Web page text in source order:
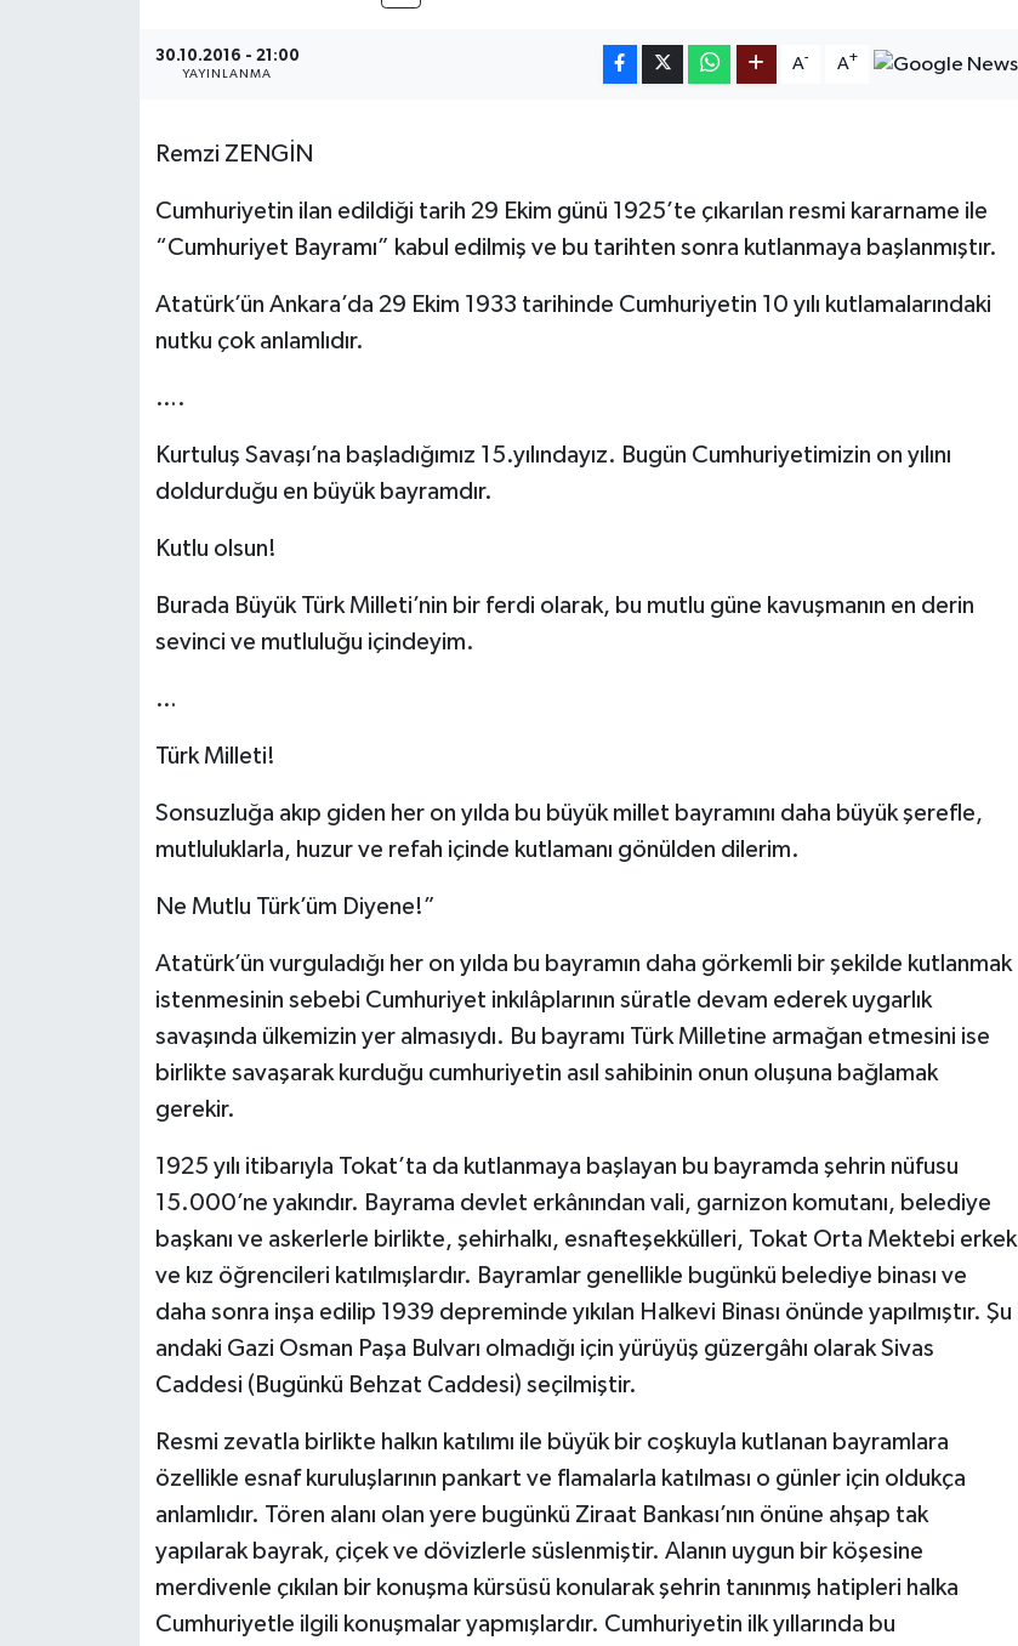
30.10.2016 - 21:00
YAYINLANMA
A- A+
Remzi ZENGİN
Cumhuriyetin ilan edildiği tarih 29 Ekim günü 1925’te çıkarılan resmi kararname ile
“Cumhuriyet Bayramı” kabul edilmiş ve bu tarihten sonra kutlanmaya başlanmıştır.
Atatürk’ün Ankara’da 29 Ekim 1933 tarihinde Cumhuriyetin 10 yılı kutlamalarındaki
nutku çok anlamlıdır.
….
Kurtuluş Savaşı’na başladığımız 15.yılındayız. Bugün Cumhuriyetimizin on yılını
doldurduğu en büyük bayramdır.
Kutlu olsun!
Burada Büyük Türk Milleti’nin bir ferdi olarak, bu mutlu güne kavuşmanın en derin
sevinci ve mutluluğu içindeyim.
…
Türk Milleti!
Sonsuzluğa akıp giden her on yılda bu büyük millet bayramını daha büyük şerefle,
mutluluklarla, huzur ve refah içinde kutlamanı gönülden dilerim.
Ne Mutlu Türk’üm Diyene!”
Atatürk’ün vurguladığı her on yılda bu bayramın daha görkemli bir şekilde kutlanmak
istenmesinin sebebi Cumhuriyet inkılâplarının süratle devam ederek uygarlık
savaşında ülkemizin yer almasıydı. Bu bayramı Türk Milletine armağan etmesini ise
birlikte savaşarak kurduğu cumhuriyetin asıl sahibinin onun oluşuna bağlamak
gerekir.
1925 yılı itibarıyla Tokat’ta da kutlanmaya başlayan bu bayramda şehrin nüfusu
15.000’ne yakındır. Bayrama devlet erkânından vali, garnizon komutanı, belediye
başkanı ve askerlerle birlikte, şehirhalkı, esnafteşekkülleri, Tokat Orta Mektebi erkek
ve kız öğrencileri katılmışlardır. Bayramlar genellikle bugünkü belediye binası ve
daha sonra inşa edilip 1939 depreminde yıkılan Halkevi Binası önünde yapılmıştır. Şu
andaki Gazi Osman Paşa Bulvarı olmadığı için yürüyüş güzergâhı olarak Sivas
Caddesi (Bugünkü Behzat Caddesi) seçilmiştir.
Resmi zevatla birlikte halkın katılımı ile büyük bir coşkuyla kutlanan bayramlara
özellikle esnaf kuruluşlarının pankart ve flamalarla katılması o günler için oldukça
anlamlıdır. Tören alanı olan yere bugünkü Ziraat Bankası’nın önüne ahşap tak
yapılarak bayrak, çiçek ve dövizlerle süslenmiştir. Alanın uygun bir köşesine
merdivenle çıkılan bir konuşma kürsüsü konularak şehrin tanınmış hatipleri halka
Cumhuriyetle ilgili konuşmalar yapmışlardır. Cumhuriyetin ilk yıllarında bu
Tokat Haber